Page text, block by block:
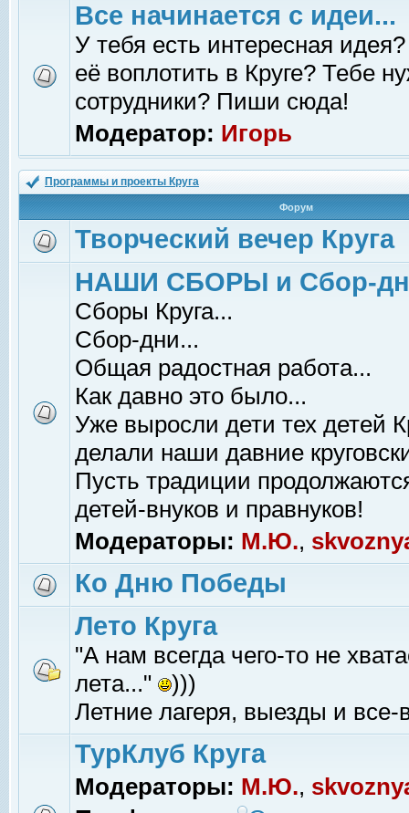
Все начинается с идеи...
У тебя есть интересная
её воплотить в Круге? Тебе
сотрудники? Пиши сюда!
Модератор: Игорь
Программы и проекты Круга
Форум
Творческий вечер Круга
НАШИ СБОРЫ и Сбор-
Сборы Круга...
Сбор-дни...
Общая радостная работа...
Как давно это было...
Уже выросли дети тех детей
делали наши давние
Пусть традиции
детей-внуков и правнуков!
Модераторы: М.Ю.,
Ко Дню Победы
Лето Круга
"А нам всегда чего-то не
лета..."
)))
Летние лагеря, выезды и все-
ТурКлуб Круга
Модераторы: М.Ю.,